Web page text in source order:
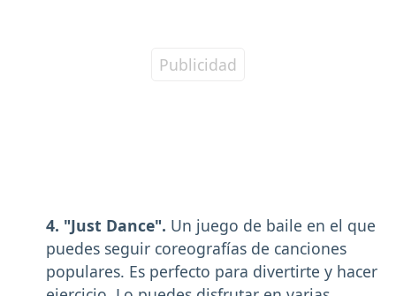
4. "Just Dance". Un juego de baile en el que
puedes seguir coreografías de canciones
populares. Es perfecto para divertirte y hacer